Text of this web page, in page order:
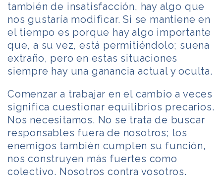
también de insatisfacción, hay algo que
nos gustaría modificar. Si se mantiene en
el tiempo es porque hay algo importante
que, a su vez, está permitiéndolo; suena
extraño, pero en estas situaciones
siempre hay una ganancia actual y oculta.
Comenzar a trabajar en el cambio a veces
significa cuestionar equilibrios precarios.
Nos necesitamos. No se trata de buscar
responsables fuera de nosotros; los
enemigos también cumplen su función,
nos construyen más fuertes como
colectivo. Nosotros contra vosotros.